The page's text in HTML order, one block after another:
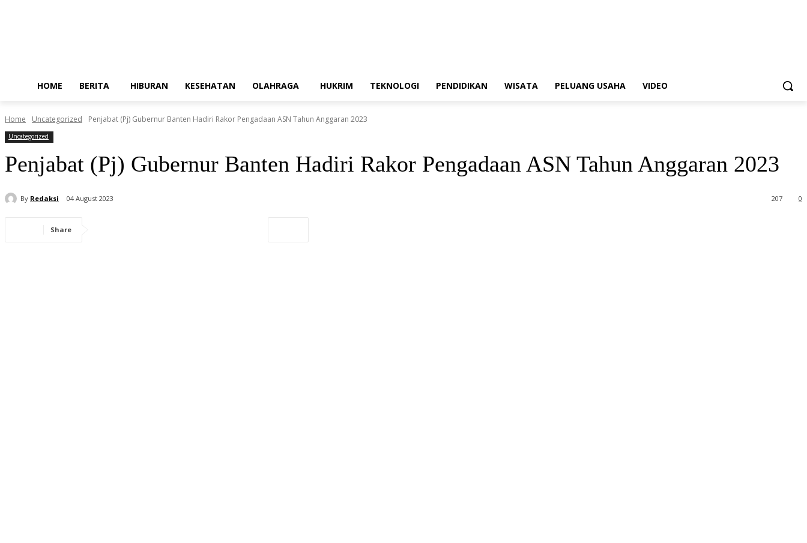
HOME BERITA HIBURAN KESEHATAN OLAHRAGA HUKRIM TEKNOLOGI PENDIDIKAN WISATA PELUANG USAHA VIDEO
Home Uncategorized Penjabat (Pj) Gubernur Banten Hadiri Rakor Pengadaan ASN Tahun Anggaran 2023
Uncategorized
Penjabat (Pj) Gubernur Banten Hadiri Rakor Pengadaan ASN Tahun Anggaran 2023
By Redaksi 04 August 2023 0
207
Share